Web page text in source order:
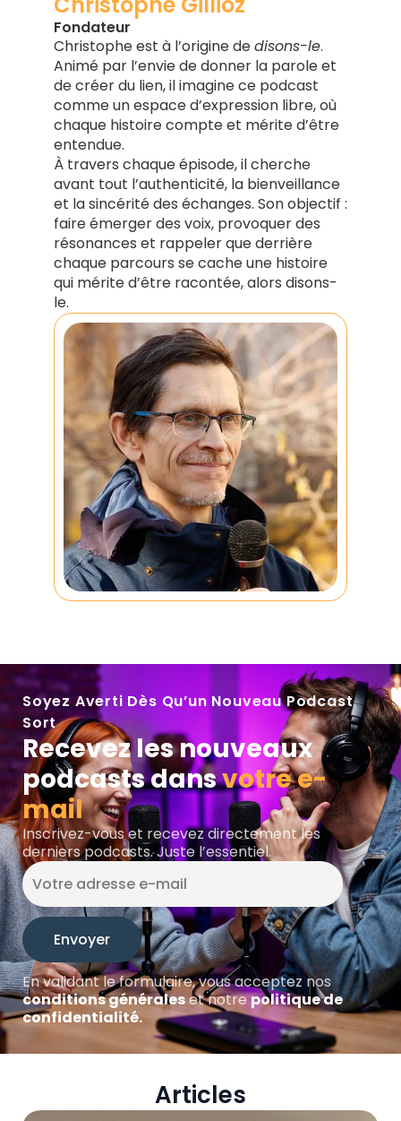
Fondateur
Christophe est à l’origine dedisons-le.
Animé par l’envie de donner la parole et
de créer du lien, il imagine ce podcast
comme un espace d’expression libre, où
chaque histoire compte et mérite d’être
entendue.
À travers chaque épisode, il cherche
avant tout l’authenticité, la bienveillance
et la sincérité des échanges. Son objectif :
faire émerger des voix, provoquer des
résonances et rappeler que derrière
chaque parcours se cache une histoire
qui mérite d’être racontée, alors disons-
le.
Soyez Averti Dès Qu’un Nouveau Podcast
Sort
Recevez les nouveaux
podcasts dansvotre e-
mail
Inscrivez-vous et recevez directement les
derniers podcasts. Juste l’essentiel.
En validant le formulaire, vous acceptez nos
conditions généraleset notrepolitique de
confidentialité.
Articles